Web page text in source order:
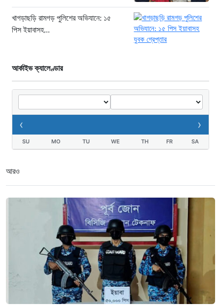
জুলাই জাদুঘরে দলীয় ইতিহাসের ঠাঁই হবে না:
নাহিদ ইসলাম
খাগড়াছড়ি রামগড় পুলিশের অভিযানে: ১৫
পিস ইয়াবাসহ...
আর্কাইভ ক্যালেণ্ডার
‹ ›
SU MO TU WE TH FR SA
আরও